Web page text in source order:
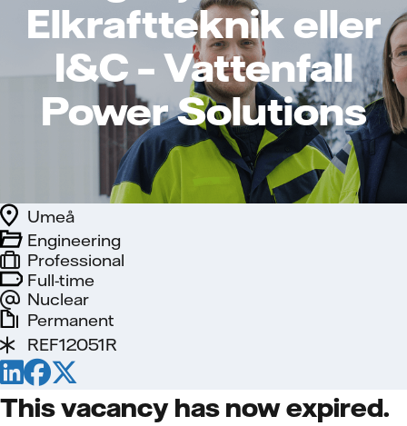
Elkraftteknik eller
I&C – Vattenfall
Power Solutions
Full-time
Nuclear
Engineering
Umeå
Professional
Permanent
REF12051R
This vacancy has now expired.